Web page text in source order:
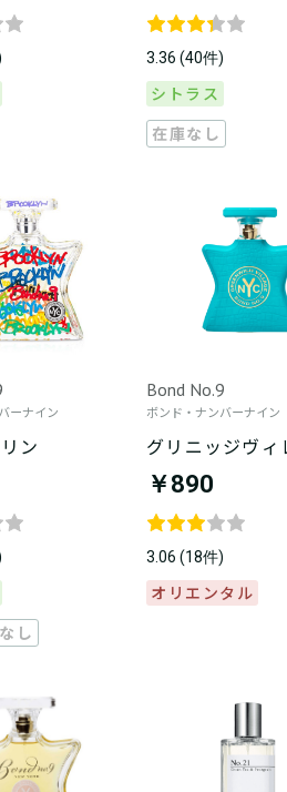
3.36 (40件)
シトラス
在庫なし
ーナイン
ン
し
Bond No.9
ボンド・ナンバーナイン
グリニッジヴィ
￥890
3.06 (18件)
オリエンタル